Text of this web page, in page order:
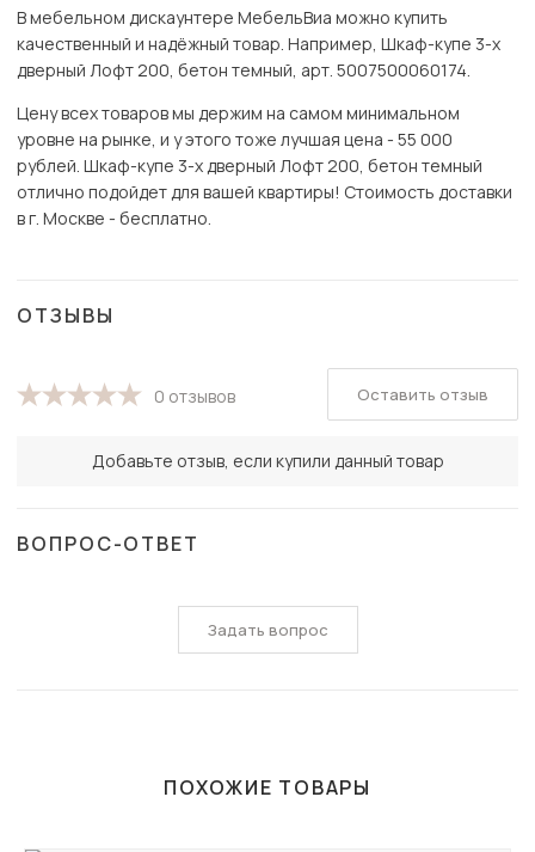
В мебельном дискаунтере МебельВиа можно купить
качественный и надёжный товар. Например, Шкаф-купе 3-х
дверный Лофт 200, бетон темный, арт. 5007500060174.
Цену всех товаров мы держим на самом минимальном
уровне на рынке, и у этого тоже лучшая цена - 55 000
рублей. Шкаф-купе 3-х дверный Лофт 200, бетон темный
отлично подойдет для вашей квартиры! Стоимость доставки
в г. Москве - бесплатно.
ОТЗЫВЫ
0 отзывов
Добавьте отзыв, если купили данный товар
Оставить отзыв
ВОПРОС-ОТВЕТ
Задать вопрос
ПОХОЖИЕ ТОВАРЫ